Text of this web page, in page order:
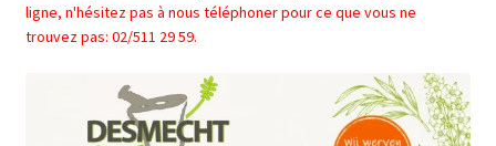
ligne, n'hésitez pas à nous téléphoner pour ce que vous ne
trouvez pas: 02/511 29 59.